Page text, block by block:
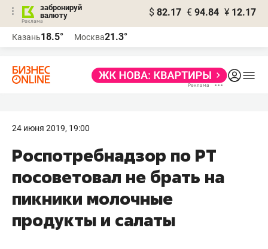
забронируй
валюту
$ 82.17 € 94.84 ¥ 12.17
Казань18.5° Москва21.3°
24 июня 2019, 19:00
Роспотребнадзор по РТ
посоветовал не брать на
пикники молочные
продукты и салаты